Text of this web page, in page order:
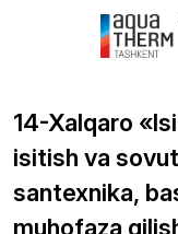
14-Xalqaro
isitish va
santexnika,
muhofaza